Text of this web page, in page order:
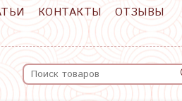
КОНТАКТЫ
ОТЗЫВЫ